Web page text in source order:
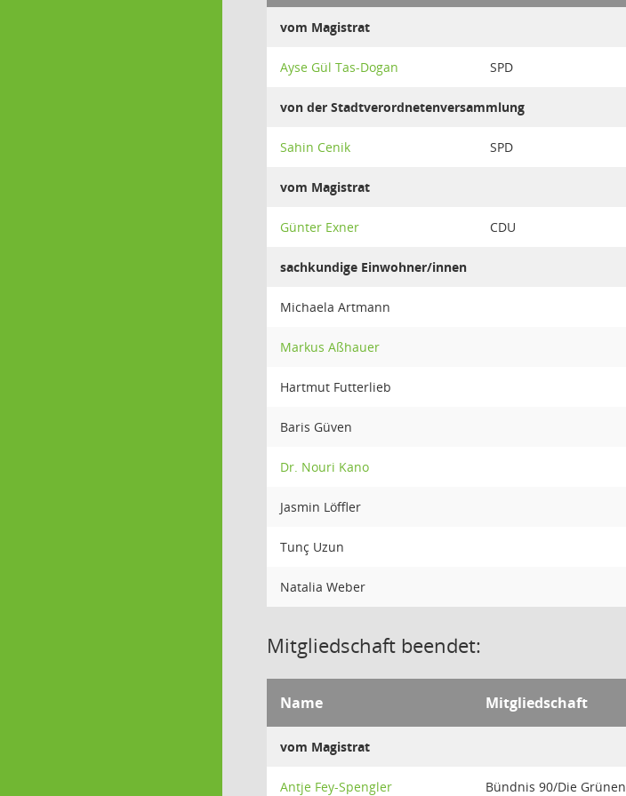
vom Magistrat
Ayse Gül Tas-Dogan SPD
von der Stadtverordnetenversammlung
Sahin Cenik SPD
vom Magistrat
Günter Exner CDU
sachkundige Einwohner/innen
Michaela Artmann
Markus Aßhauer
Hartmut Futterlieb
Baris Güven
Dr. Nouri Kano
Jasmin Löffler
Tunç Uzun
Natalia Weber
Mitgliedschaft beendet:
Name Mitgliedschaft
vom Magistrat
Antje Fey-Spengler Bündnis 90/Die Grünen